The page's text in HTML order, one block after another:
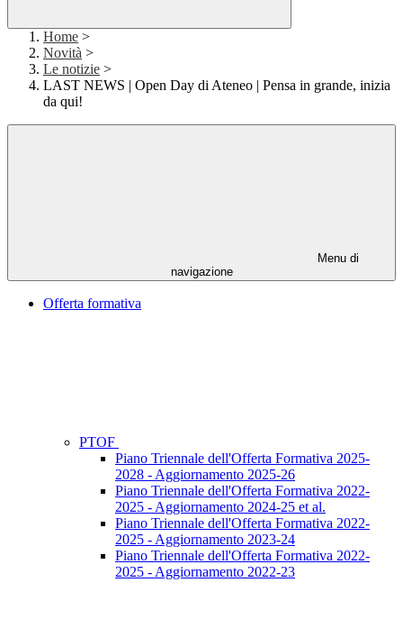
Home >
Novità >
Le notizie >
LAST NEWS | Open Day di Ateneo | Pensa in grande, inizia
da qui!
Menu di
navigazione
Offerta formativa
PTOF
Piano Triennale dell'Offerta Formativa 2025-
2028 - Aggiornamento 2025-26
Piano Triennale dell'Offerta Formativa 2022-
2025 - Aggiornamento 2024-25 et al.
Piano Triennale dell'Offerta Formativa 2022-
2025 - Aggiornamento 2023-24
Piano Triennale dell'Offerta Formativa 2022-
2025 - Aggiornamento 2022-23